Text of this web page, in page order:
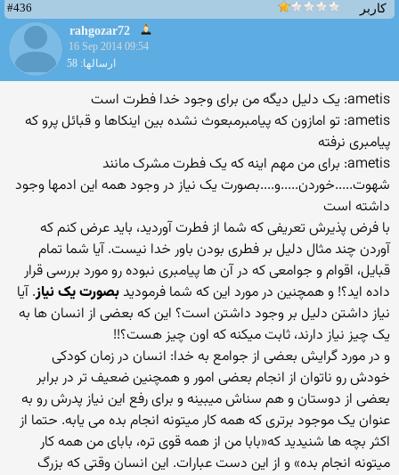
کاربر
#436
rahgozar72
16 Sep 2014 09:54
ارسالها: 58
ametis: یک دلیل دیگه من برای وجود خدا فطرت است
ametis: تو امازون که پیامبرمبعوث نشده بین اینکاها و قبائل پرو که
پیامبری نرفته
ametis: برای من مهم اینه که یک فطرت مشرک مانند
شهوت.....خوردن.....و....بصورت یک نیاز در وجود همه این ادمها وجود
داشته است
با فرض پذیرش تعریفی که شما از فطرت آوردید، باید عرض کنم که
آوردن چند مثال دلیل بر فطری بودن باور خدا نیست. آیا شما تمام
قبایل، اقوام و جوامعی که در آن ها پیامبری نبوده رو مورد بررسی قرار
داده اید؟! و همچنین در مورد این که شما فرمودیدبصورت یک نیاز. آیا
نیاز داشتن دلیل بر وجود داشتن است؟ این که بعضی از انسان ها به
یک چیز نیاز دارند، ثابت میکنه که اون چیز هست؟!!
و در مورد گرایش بعضی از جوامع به خدا: انسان در زمان کودکی
خودش رو ناتوان از انجام بعضی امور و همچنین ضعیف تر در برابر
بعضی از دوستان و هم سناش میبینه و برای رفع این نیاز پدرش رو به
عنوان یک موجود برتری که همه کار میتونه انجام بده می یابه. حتما از
اکثر بچه ها شنیدید که«بابا من از همه قوی تره، بابای من همه کار
میتونه انجام بده» و از این دست عبارات. این انسان وقتی که بزرگ